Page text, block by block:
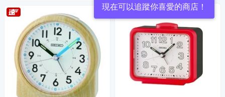
現在可以追蹤你喜愛的商店！